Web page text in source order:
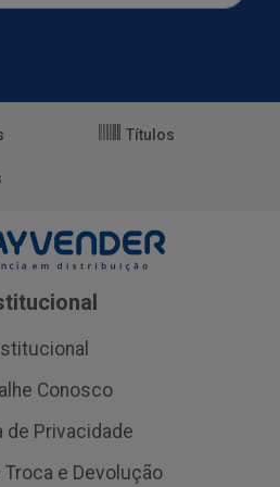
Títulos
Conosco
de Privacidade
Troca e Devolução